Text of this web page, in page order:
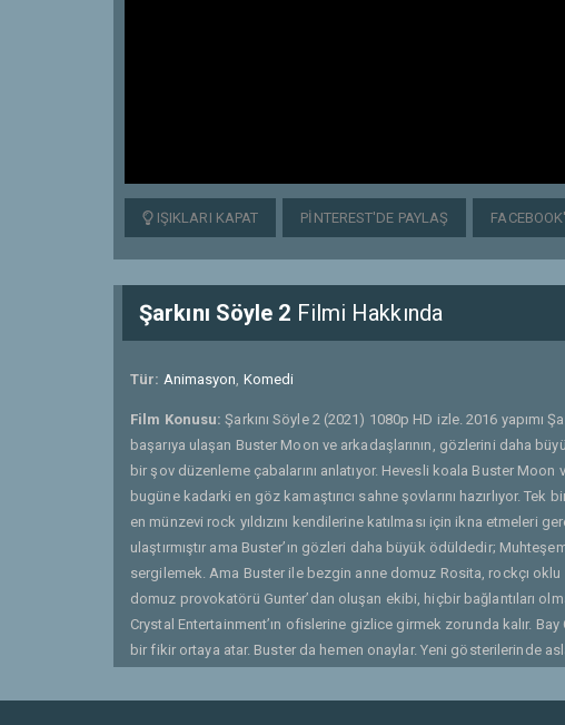
IŞIKLARI KAPAT PINTEREST'DE PAYLAŞ
Şarkını Söyle 2 Filmi Hakkında
Tür: Animasyon, Komedi
Film Konusu:Şarkını Söyle 2 (2021) 1080p HD izle. 2016
başarıya ulaşan Buster Moon ve arkadaşlarının, gözlerini daha
bir şov düzenleme çabalarını anlatıyor. Hevesli koala Buster Moon
bugüne kadarki en göz kamaştırıcı sahne şovlarını hazırlıyor. Tek
en münzevi rock yıldızını kendilerine katılması için ikna etmeleri
ulaştırmıştır ama Buster’ın gözleri daha büyük ödüldedir;
sergilemek. Ama Buster ile bezgin anne domuz Rosita, rockçı
domuz provokatörü Gunter’dan oluşan ekibi, hiçbir bağlantıları
Crystal Entertainment’ın ofislerine gizlice girmek zorunda kalır.
bir fikir ortaya atar. Buster da hemen onaylar. Yeni gösterilerinde
tanışmamıştır. Gunter, Buster’ın dünya dışı teatral şaheserini